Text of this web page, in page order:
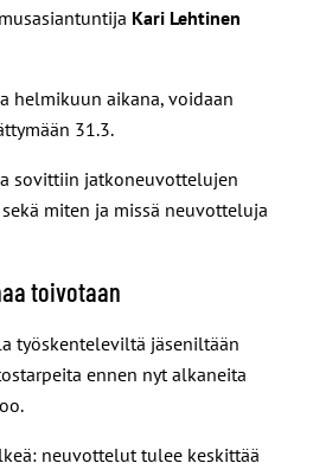
Kari Lehtinen
helmikuun aikana, voidaan
31.3.
sovittiin jatkoneuvottelujen
miten ja missä neuvotteluja
toivotaan
työskenteleviltä jäseniltään
ennen nyt alkaneita
neuvottelut tulee keskittää